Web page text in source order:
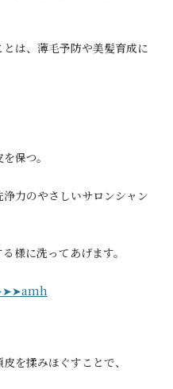
は、薄毛予防や美髪育成に
保つ。
力のやさしいサロンシャン
様に洗ってあげます。
を揉みほぐすことで、